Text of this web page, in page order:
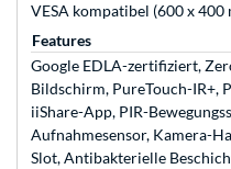
VESA kompatibel (600 x 400
Features
Google EDLA-zertifiziert,
Bildschirm, PureTouch-IR+,
iiShare-App, PIR-
Aufnahmesensor, Kamera-
Slot, Antibakterielle